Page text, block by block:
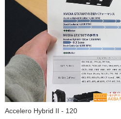
Accelero Hybrid II - 120